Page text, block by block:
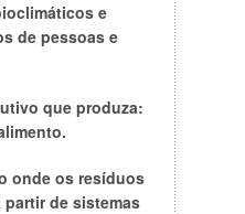
e
de pessoas e
que produza:
onde os resíduos
de sistemas